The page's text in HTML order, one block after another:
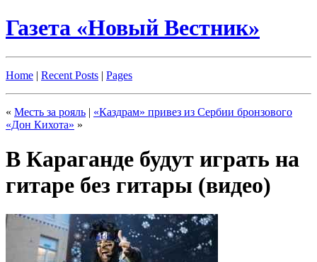
Газета «Новый Вестник»
Home | Recent Posts | Pages
« Месть за рояль | «Каздрам» привез из Сербии бронзового
«Дон Кихота» »
В Караганде будут играть на
гитаре без гитары (видео)